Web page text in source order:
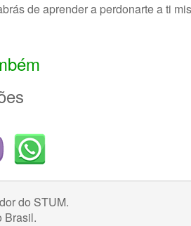
de aprender a perdonarte a ti
do STUM.
Brasil.